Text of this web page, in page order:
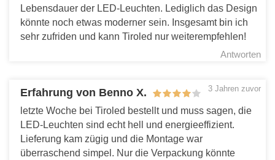
Lebensdauer der LED-Leuchten. Lediglich das Design
könnte noch etwas moderner sein. Insgesamt bin ich
sehr zufriden und kann Tiroled nur weiterempfehlen!
Antworten
Erfahrung von Benno X. 3 Jahren zuvor
letzte Woche bei Tiroled bestellt und muss sagen, die
LED-Leuchten sind echt hell und energieeffizient.
Lieferung kam zügig und die Montage war
überraschend simpel. Nur die Verpackung könnte